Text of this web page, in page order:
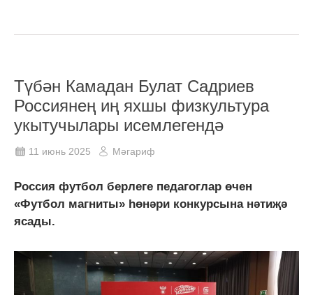
Түбән Камадан Булат Садриев
Россиянең иң яхшы физкультура
укытучылары исемлегендә
11 июнь 2025 Мәгариф
Россия футбол берлеге педагоглар өчен
«Футбол магниты» һөнәри конкурсына нәтиҗә
ясады.